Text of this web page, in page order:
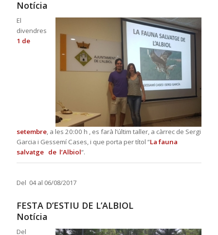
Notícia
El
divendres
1 de
setembre, a les 20:00 h , es farà l’últim taller, a càrrec de Sergi
Garcia i Gessemí Cases, i que porta per títol “La fauna
salvatge de l’Albiol“.
Del 04 al 06/08/2017
FESTA D’ESTIU DE L’ALBIOL
Notícia
Del